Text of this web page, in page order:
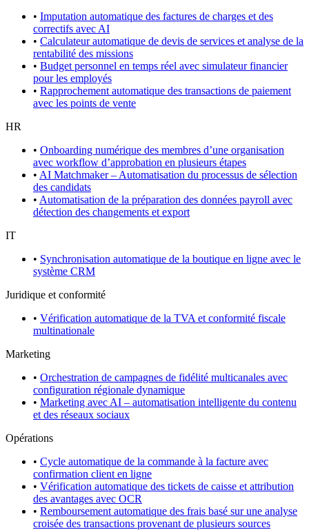
• Imputation automatique des factures de charges et des
correctifs avec AI
• Calculateur automatique de devis de services et analyse de la
rentabilité des missions
• Budget personnel en temps réel avec simulateur financier
pour les employés
• Rapprochement automatique des transactions de paiement
avec les points de vente
HR
• Onboarding numérique des membres d’une organisation
avec workflow d’approbation en plusieurs étapes
• AI Matchmaker – Automatisation du processus de sélection
des candidats
• Automatisation de la préparation des données payroll avec
détection des changements et export
IT
• Synchronisation automatique de la boutique en ligne avec le
système CRM
Juridique et conformité
• Vérification automatique de la TVA et conformité fiscale
multinationale
Marketing
• Orchestration de campagnes de fidélité multicanales avec
configuration régionale dynamique
• Marketing avec AI – automatisation intelligente du contenu
et des réseaux sociaux
Opérations
• Cycle automatique de la commande à la facture avec
confirmation client en ligne
• Vérification automatique des tickets de caisse et attribution
des avantages avec OCR
• Remboursement automatique des frais basé sur une analyse
croisée des transactions provenant de plusieurs sources